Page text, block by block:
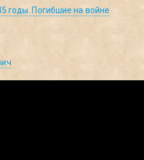
годы. Погибшие на войне